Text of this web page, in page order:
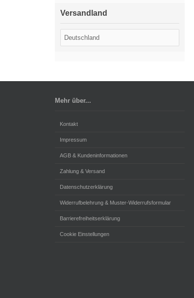
Versandland
Mehr über...
Kontakt
Impressum
AGB & Kundeninformationen
Zahlung & Versand
Datenschutzerklärung
Widerrufbelehrung & Muster-Widerrufsformular
Barrierefreiheitserklärung
Cookie Einstellungen